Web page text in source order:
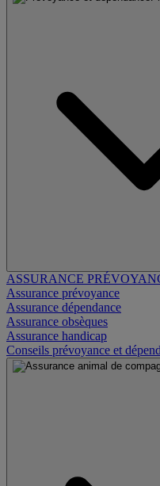
ASSURANCE
Assurance prévoyance
Assurance dépendance
Assurance obsèques
Assurance handicap
Conseils prévoyance et